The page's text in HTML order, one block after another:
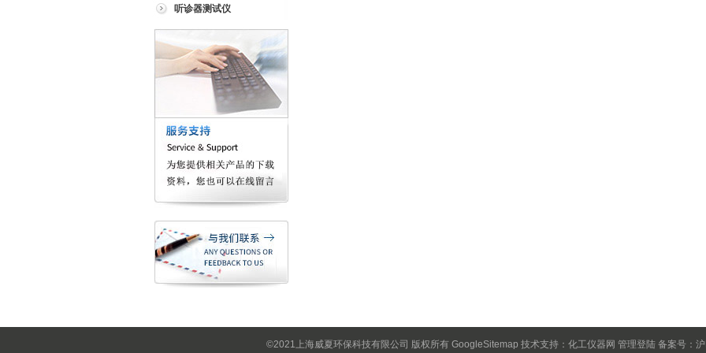
听诊器测试仪
©2021上海威夏环保科技有限公司 版权所有 GoogleSitemap 技术支持： 化工仪器网 管理登陆 备案号：